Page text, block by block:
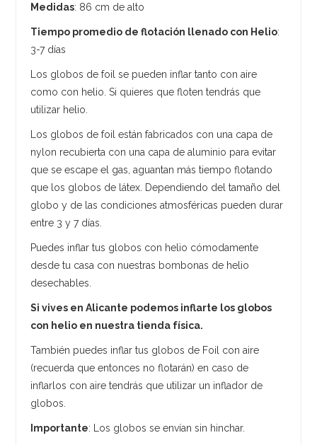
Medidas: 86 cm de alto
Tiempo promedio de flotación llenado con Helio:
3-7 días
Los globos de foil se pueden inflar tanto con aire
como con helio. Si quieres que floten tendrás que
utilizar helio.
Los globos de foil están fabricados con una capa de
nylon recubierta con una capa de aluminio para evitar
que se escape el gas, aguantan más tiempo flotando
que los globos de látex. Dependiendo del tamaño del
globo y de las condiciones atmosféricas pueden durar
entre 3 y 7 días.
Puedes inflar tus globos con helio cómodamente
desde tu casa con nuestras bombonas de helio
desechables.
Si vives en Alicante podemos inflarte los globos
con helio en nuestra tienda física.
También puedes inflar tus globos de Foil con aire
(recuerda que entonces no flotarán) en caso de
inflarlos con aire tendrás que utilizar un inflador de
globos.
Importante: Los globos se envían sin hinchar.